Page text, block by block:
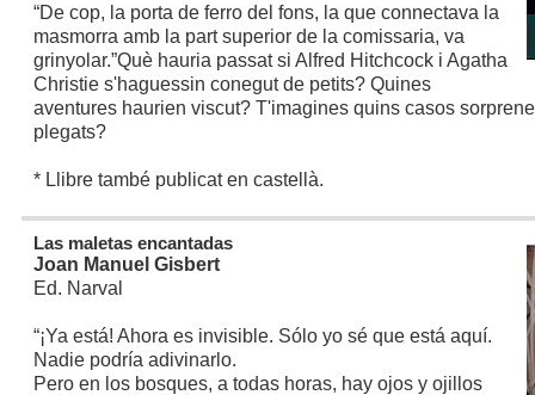
“De cop, la porta de ferro del fons, la que connectava la
masmorra amb la part superior de la comissaria, va
grinyolar.”Què hauria passat si Alfred Hitchcock i Agatha
Christie s'haguessin conegut de petits? Quines
aventures haurien viscut? T'imagines quins casos
plegats?
* Llibre també publicat en castellà.
Las maletas encantadas
Joan Manuel Gisbert
Ed. Narval
“¡Ya está! Ahora es invisible. Sólo yo sé que está aquí.
Nadie podría adivinarlo.
Pero en los bosques, a todas horas, hay ojos y ojillos